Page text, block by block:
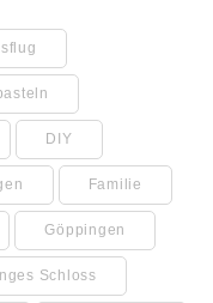
DIY
Familie
Göppingen
Schloss